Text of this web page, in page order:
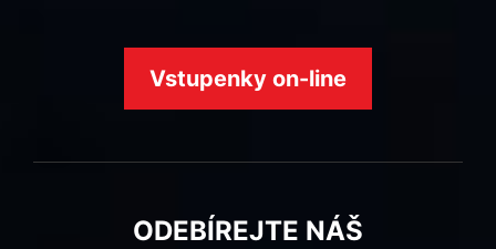
Vstupenky on-line
ODEBÍREJTE NÁŠ